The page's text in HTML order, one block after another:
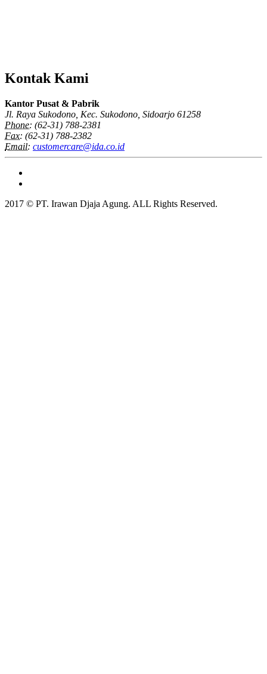
Kontak Kami
Kantor Pusat & Pabrik
Jl. Raya Sukodono, Kec. Sukodono, Sidoarjo 61258
Phone: (62-31) 788-2381
Fax: (62-31) 788-2382
Email: customercare@ida.co.id
2017 © PT. Irawan Djaja Agung. ALL Rights Reserved.